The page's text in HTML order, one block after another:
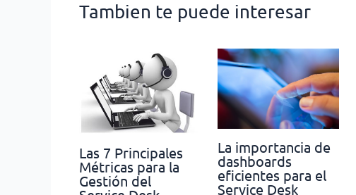
Tambien te puede interesar
Las 7 Principales
Métricas para la
Gestión del
La importancia de
dashboards
eficientes para el
Service Desk